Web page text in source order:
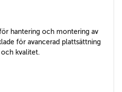
hantering och montering av
för avancerad plattsättning
kvalitet.